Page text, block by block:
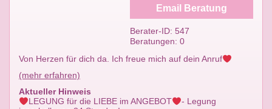
Von Herzen für dich da. Ich freue mich auf dein Anruf
(mehr erfahren)
Aktueller Hinweis
LEGUNG für die LIEBE im ANGEBOT
- Legung
Email Beratung
Berater-ID: 547
Beratungen: 0